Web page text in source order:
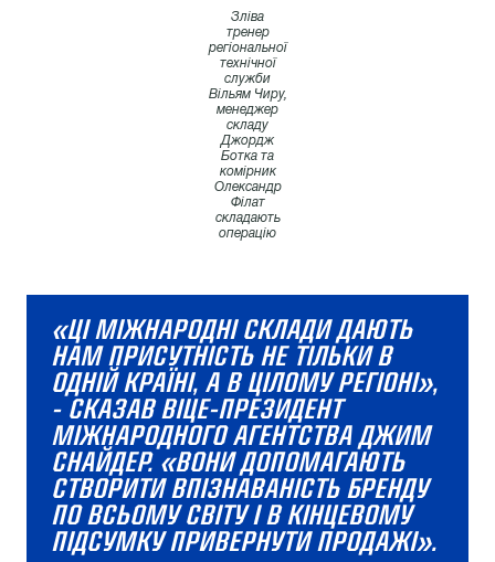
Зліва
тренер
регіональної
технічної
служби
Вільям Чиру,
менеджер
складу
Джордж
Ботка та
комірник
Олександр
Філат
складають
операцію
«ЦІ МІЖНАРОДНІ СКЛАДИ ДАЮТЬ
НАМ ПРИСУТНІСТЬ НЕ ТІЛЬКИ В
ОДНІЙ КРАЇНІ, А В ЦІЛОМУ РЕГІОНІ»,
- СКАЗАВ ВІЦЕ-ПРЕЗИДЕНТ
МІЖНАРОДНОГО АГЕНТСТВА ДЖИМ
СНАЙДЕР. «ВОНИ ДОПОМАГАЮТЬ
СТВОРИТИ ВПІЗНАВАНІСТЬ БРЕНДУ
ПО ВСЬОМУ СВІТУ І В КІНЦЕВОМУ
ПІДСУМКУ ПРИВЕРНУТИ ПРОДАЖІ».